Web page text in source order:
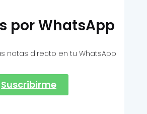
por WhatsApp
notas directo en tu WhatsApp
Suscribirme